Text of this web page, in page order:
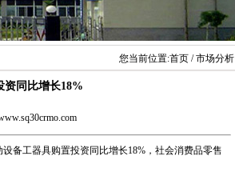
您当前位置:首页 / 市场分析
资同比增长18%
备工器具购置投资同比增长18%，社会消费品零售